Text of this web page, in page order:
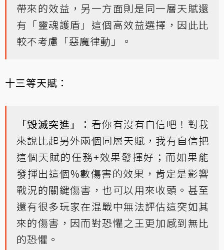
帶來的效益，另一方面則是同一層天賦還
有「靈魂護盾」這個高效益選擇，因此比
較不考慮「惡魔律動」。
十三等天賦：
「毀滅突進」： 看你有沒有自信吧！對我
來說比起另外兩個同層天賦，我有自信把
這個天賦的任務+效果發揮好；而如果能
發揮出這個%數傷害的效果，肯定是影響
戰況的關鍵傷害，也可以用來收頭。甚至
還有很多玩家在混戰中無法評估這突如其
來的傷害，因而對恐懼之王更加感到無比
的恐懼。